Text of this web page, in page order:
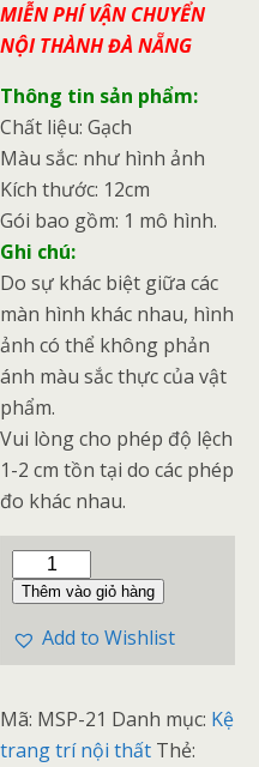
MIỄN PHÍ VẬN CHUYỂN
NỘI THÀNH ĐÀ NẴNG
Thông tin sản phẩm:
Chất liệu: Gạch
Màu sắc: như hình ảnh
Kích thước: 12cm
Gói bao gồm: 1 mô hình.
Ghi chú:
Do sự khác biệt giữa các
màn hình khác nhau, hình
ảnh có thể không phản
ánh màu sắc thực của vật
phẩm.
Vui lòng cho phép độ lệch
1-2 cm tồn tại do các phép
đo khác nhau.
Thêm vào giỏ hàng
Add to Wishlist
Mã: MSP-21 Danh mục: Kệ
trang trí nội thất Thẻ: